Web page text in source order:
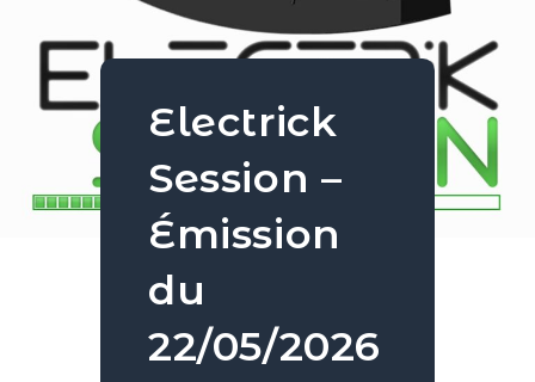
Electrick
Session –
Émission
du
22/05/2026